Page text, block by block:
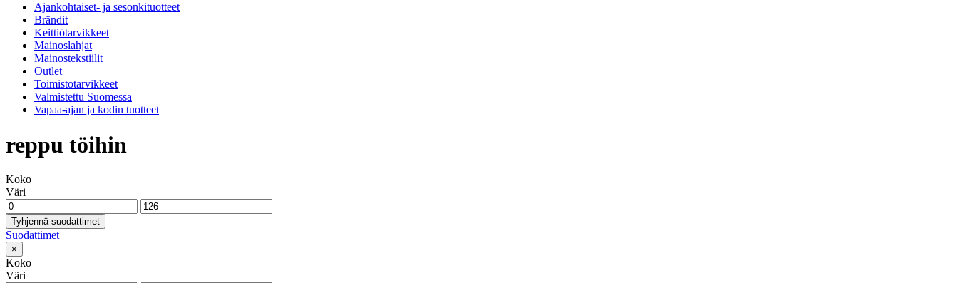
Ajankohtaiset- ja sesonkituotteet
Brändit
Keittiötarvikkeet
Mainoslahjat
Mainostekstiilit
Outlet
Toimistotarvikkeet
Valmistettu Suomessa
Vapaa-ajan ja kodin tuotteet
reppu töihin
Koko
Väri
Tyhjennä suodattimet
Suodattimet
×
Koko
Väri